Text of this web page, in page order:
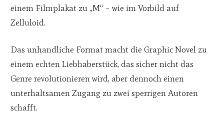
einem Filmplakat zu „M“ – wie im Vorbild auf
Zelluloid.
Das unhandliche Format macht die Graphic Novel zu
einem echten Liebhaberstück, das sicher nicht das
Genre revolutionieren wird, aber dennoch einen
unterhaltsamen Zugang zu zwei sperrigen Autoren
schafft.